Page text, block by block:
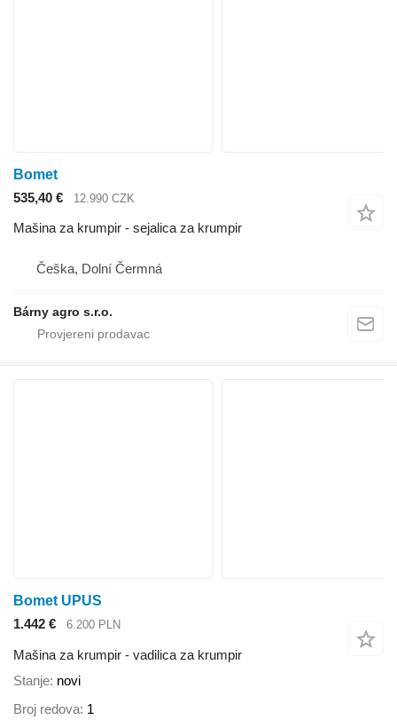
Bomet
535,40 €
12.990 CZK
Mašina za krumpir - sejalica za krumpir
Češka, Dolní Čermná
Bárny agro s.r.o.
Bomet UPUS
1.442 €
6.200 PLN
Mašina za krumpir - vadilica za krumpir
Stanje novi
Broj redova 1